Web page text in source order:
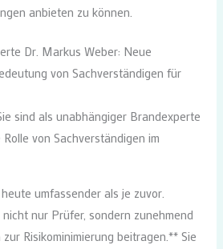
anbieten zu können.
Dr. Markus Weber: Neue
von Sachverständigen für
sind als unabhängiger Brandexperte
von Sachverständigen im
umfassender als je zuvor.
nur Prüfer, sondern zunehmend
Risikominimierung beitragen.** Sie